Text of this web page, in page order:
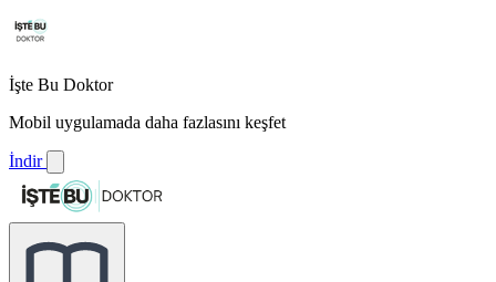
İşte Bu Doktor
Mobil uygulamada daha fazlasını keşfet
İndir